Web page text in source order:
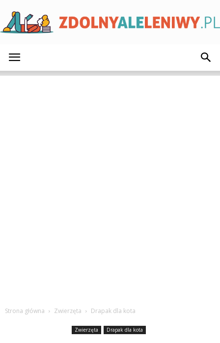
Strona główna Zwierzęta Drapak dla kota
Zwierzęta Drapak dla kota